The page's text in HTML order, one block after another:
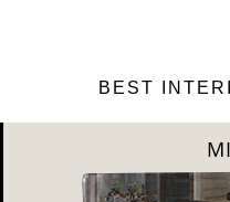
BEST